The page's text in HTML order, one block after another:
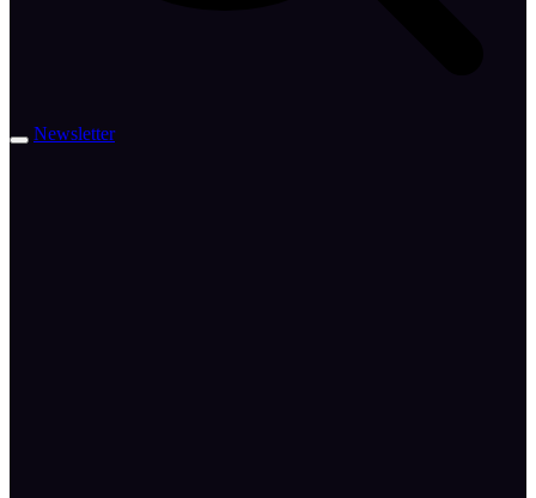
Newsletter